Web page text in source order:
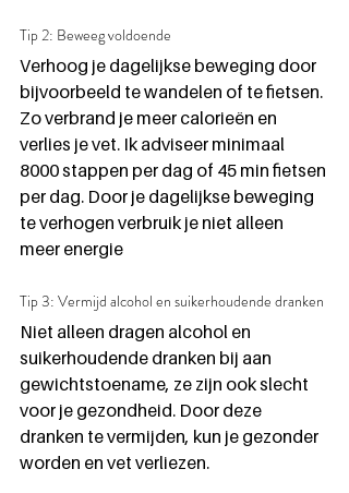
Tip 2: Beweeg voldoende
Verhoog je dagelijkse beweging door
bijvoorbeeld te wandelen of te fietsen.
Zo verbrand je meer calorieën en
verlies je vet. Ik adviseer minimaal
8000 stappen per dag of 45 min fietsen
per dag. Door je dagelijkse beweging
te verhogen verbruik je niet alleen
meer energie
Tip 3: Vermijd alcohol en suikerhoudende dranken
Niet alleen dragen alcohol en
suikerhoudende dranken bij aan
gewichtstoename, ze zijn ook slecht
voor je gezondheid. Door deze
dranken te vermijden, kun je gezonder
worden en vet verliezen.